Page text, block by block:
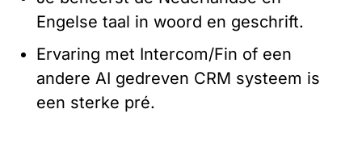
Engelse taal in woord en geschrift.
Ervaring met Intercom/Fin of een
andere AI gedreven CRM systeem is
een sterke pré.